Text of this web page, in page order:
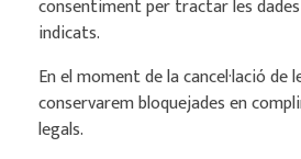
consentiment per tractar les
indicats.
En el moment de la cancel·lació de
conservarem bloquejades en
legals.